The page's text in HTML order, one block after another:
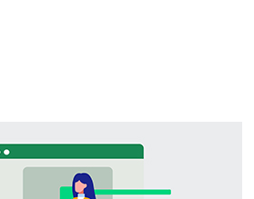
作用 路由策略（如BGP选择、策略